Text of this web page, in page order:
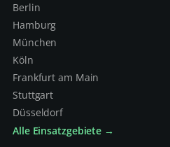
Berlin
Hamburg
München
Köln
Frankfurt am Main
Stuttgart
Düsseldorf
Alle Einsatzgebiete →